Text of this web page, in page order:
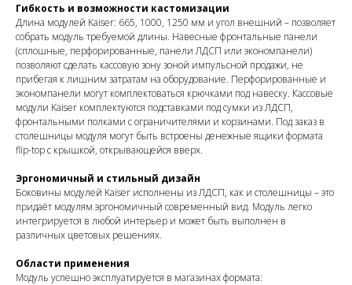
Гибкость и возможности кастомизации
Длина модулей Kaiser: 665, 1000, 1250 мм и угол внешний – позволяет
собрать модуль требуемой длины. Навесные фронтальные панели
(сплошные, перфорированные, панели ЛДСП или экономпанели)
позволяют сделать кассовую зону зоной импульсной продажи, не
прибегая к лишним затратам на оборудование. Перфорированные и
экономпанели могут комплектоваться крючками под навеску. Кассовые
модули Kaiser комплектуются подставками под сумки из ЛДСП,
фронтальными полками с ограничителями и корзинами. Под заказ в
столешницы модуля могут быть встроены денежные ящики формата
flip-top с крышкой, открывающейся вверх.
Эргономичный и стильный дизайн
Боковины модулей Kaiser исполнены из ЛДСП, как и столешницы – это
придаёт модулям эргономичный современный вид. Модуль легко
интегрируется в любой интерьер и может быть выполнен в
различных цветовых решениях.
Области применения
Модуль успешно эксплуатируется в магазинах формата: